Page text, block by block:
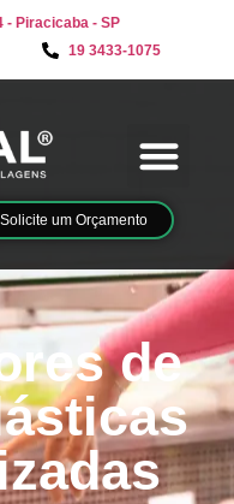
- Piracicaba - SP
19 3433-1075
Solicite um Orçamento
de